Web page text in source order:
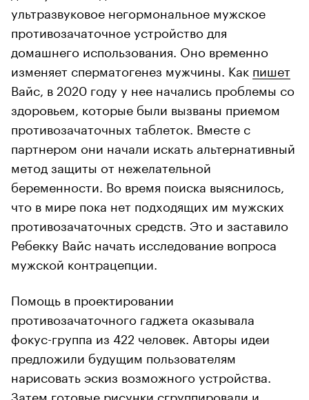
ультразвуковое негормональное мужское
противозачаточное устройство для
домашнего использования. Оно временно
изменяет сперматогенез мужчины. Как пишет
Вайс, в 2020 году у нее начались проблемы со
здоровьем, которые были вызваны приемом
противозачаточных таблеток. Вместе с
партнером они начали искать альтернативный
метод защиты от нежелательной
беременности. Во время поиска выяснилось,
что в мире пока нет подходящих им мужских
противозачаточных средств. Это и заставило
Ребекку Вайс начать исследование вопроса
мужской контрацепции.
Помощь в проектировании
противозачаточного гаджета оказывала
фокус-группа из 422 человек. Авторы идеи
предложили будущим пользователям
нарисовать эскиз возможного устройства.
Затем готовые рисунки сгруппировали и